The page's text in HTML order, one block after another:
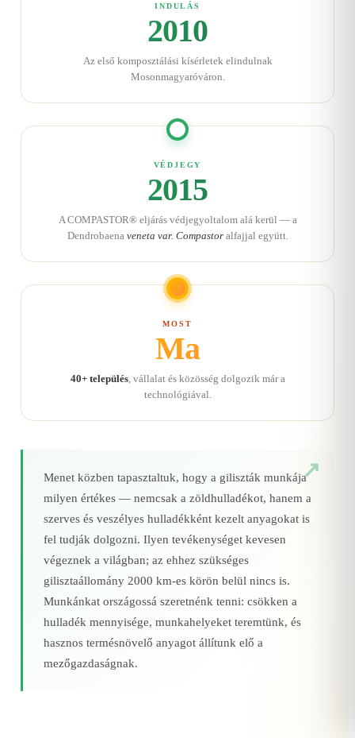
INDULÁS
2010
Az első komposztálási kísérletek elindulnak
Mosonmagyaróváron.
VÉDJEGY
2015
A COMPASTOR® eljárás védjegyoltalom alá kerül — a
Dendrobaena veneta var. Compastoralfajjal együtt.
MOST
Ma
40+ település, vállalat és közösség dolgozik már a
technológiával.
Menet közben tapasztaltuk, hogy a giliszták munkája
milyen értékes — nemcsak a zöldhulladékot, hanem a
szerves és veszélyes hulladékként kezelt anyagokat is
fel tudják dolgozni. Ilyen tevékenységet kevesen
végeznek a világban; az ehhez szükséges
gilisztaállomány 2000 km‑es körön belül nincs is.
Munkánkat országossá szeretnénk tenni: csökken a
hulladék mennyisége, munkahelyeket teremtünk, és
hasznos termésnövelő anyagot állítunk elő a
mezőgazdaságnak.